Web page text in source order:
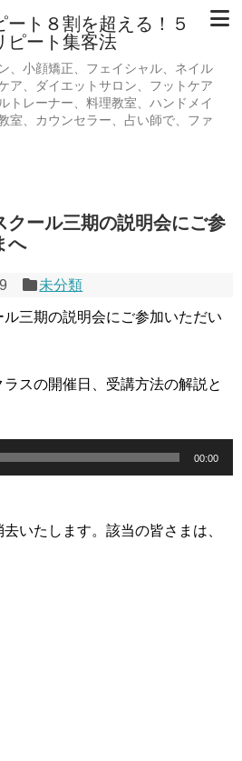
ト８割を超える！５
ピート集客法
、小顔矯正、フェイシャル、ネイル
ア、ダイエットサロン、フットケア
トレーナー、料理教室、ハンドメイ
室、カウンセラー、占い師で、ファ
クール三期の説明会にご参
へ
未分類
三期の説明会にご参加いただい
スの開催日、受講方法の解説と
00:00
いたします。該当の皆さまは、